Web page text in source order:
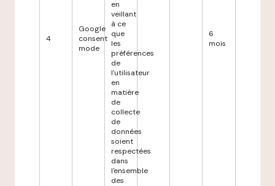
4
Google
consent
mode
en
veillant
à ce
que
les
préférences
de
l'utilisateur
en
matière
de
collecte
de
données
soient
respectées
dans
l'ensemble
des
6
mois